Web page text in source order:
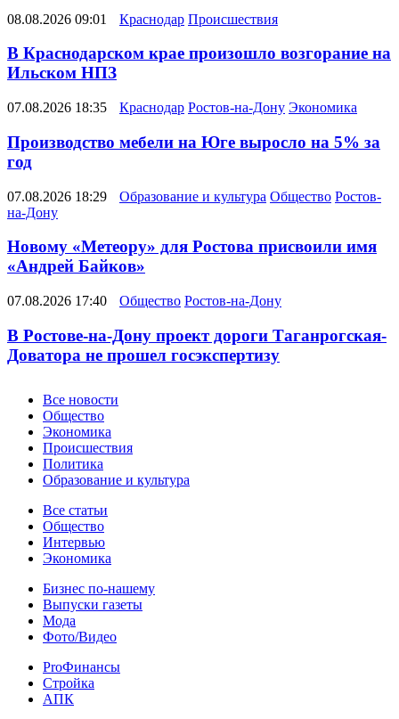
08.08.2026 09:01 Краснодар Происшествия
В Краснодарском крае произошло возгорание на
Ильском НПЗ
07.08.2026 18:35 Краснодар Ростов-на-Дону Экономика
Производство мебели на Юге выросло на 5% за
год
07.08.2026 18:29 Образование и культура Общество Ростов-
на-Дону
Новому «Метеору» для Ростова присвоили имя
«Андрей Байков»
07.08.2026 17:40 Общество Ростов-на-Дону
В Ростове-на-Дону проект дороги Таганрогская-
Доватора не прошел госэкспертизу
Новости
Все новости
Общество
Экономика
Происшествия
Политика
Образование и культура
Статьи
Все статьи
Общество
Интервью
Экономика
Разное
Бизнес по-нашему
Выпуски газеты
Мода
Фото/Видео
Pro
ProФинансы
Стройка
АПК